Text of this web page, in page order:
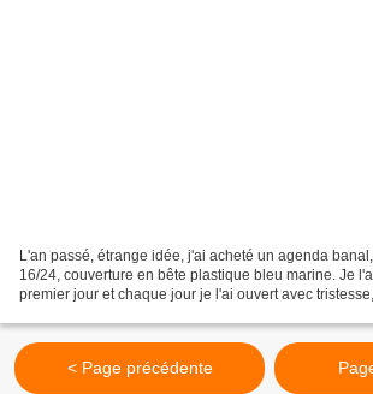
L'an passé, étrange idée, j'ai acheté un agenda
16/24, couverture en bête plastique bleu marine. Je
premier jour et chaque jour je l'ai ouvert avec
< Page précédente